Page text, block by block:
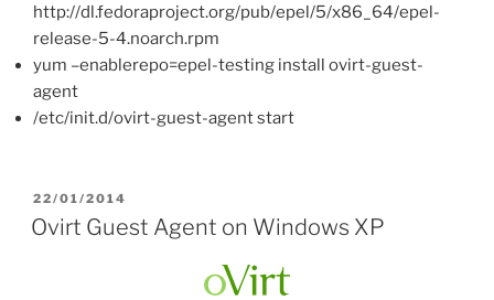
http://dl.fedoraproject.org/pub/epel/5/x86_64/epel-
release-5-4.noarch.rpm
yum –enablerepo=epel-testing install ovirt-guest-
agent
/etc/init.d/ovirt-guest-agent start
POSTED
ON
22/01/2014
Ovirt Guest Agent on Windows XP